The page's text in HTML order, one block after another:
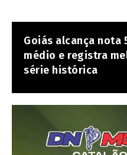
Goiás alcança nota
médio e registra
série histórica